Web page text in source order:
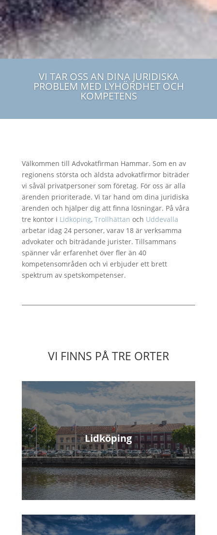
VI TAR OSS AN DINA JURIDISKA
PROBLEM MED LYHÖRDHET OCH
KOMPETENS
Välkommen till Advokatfirman Hammar. Som en av
regionens största och äldsta advokatfirmor biträder
vi såväl privatpersoner som företag. För oss är alla
ärenden prioriterade. Vi tar hand om dina juridiska
ärenden och hjälper dig att finna lösningar. På våra
tre kontor i Lidköping, Trollhättan och Uddevalla
arbetar idag 24 personer, varav 18 är verksamma
advokater och biträdande jurister. Tillsammans
spänner vår erfarenhet över fler än 40
kompetensområden och vi erbjuder ett brett
spektrum av spetskompetenser.
VI FINNS PÅ TRE ORTER
Lidköping